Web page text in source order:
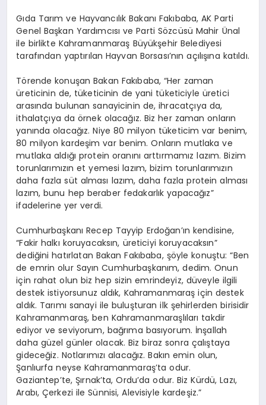
Gıda Tarım ve Hayvancılık Bakanı Fakıbaba, AK Parti
Genel Başkan Yardımcısı ve Parti Sözcüsü Mahir Ünal
ile birlikte Kahramanmaraş Büyükşehir Belediyesi
tarafından yaptırılan Hayvan Borsası’nın açılışına katıldı.
Törende konuşan Bakan Fakıbaba, “Her zaman
üreticinin de, tüketicinin de yani tüketiciyle üretici
arasında bulunan sanayicinin de, ihracatçıya da,
ithalatçıya da örnek olacağız. Biz her zaman onların
yanında olacağız. Niye 80 milyon tüketicim var benim,
80 milyon kardeşim var benim. Onların mutlaka ve
mutlaka aldığı protein oranını arttırmamız lazım. Bizim
torunlarımızın et yemesi lazım, bizim torunlarımızın
daha fazla süt alması lazım, daha fazla protein alması
lazım, bunu hep beraber fedakarlık yapacağız”
ifadelerine yer verdi.
Cumhurbaşkanı Recep Tayyip Erdoğan’ın kendisine,
“Fakir halkı koruyacaksın, üreticiyi koruyacaksın”
dediğini hatırlatan Bakan Fakıbaba, şöyle konuştu: “Ben
de emrin olur Sayın Cumhurbaşkanım, dedim. Onun
için rahat olun biz hep sizin emrindeyiz, düveyle ilgili
destek istiyorsunuz aldık, Kahramanmaraş için destek
aldık. Tarımı sanayi ile buluşturan ilk şehirlerden birisidir
Kahramanmaraş, ben Kahramanmaraşlıları takdir
ediyor ve seviyorum, bağrıma basıyorum. İnşallah
daha güzel günler olacak. Biz biraz sonra çalıştaya
gideceğiz. Notlarımızı alacağız. Bakın emin olun,
Şanlıurfa neyse Kahramanmaraş’ta odur.
Gaziantep’te, Şırnak’ta, Ordu’da odur. Biz Kürdü, Lazı,
Arabı, Çerkezi ile Sünnisi, Alevisiyle kardeşiz.”